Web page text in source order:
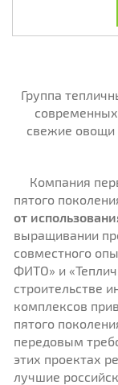
Группа
свежие овощи
Компания
пятого
от
выращивании
совместного
ФИТО» и
строительстве
комплексов
пятого
передовым
этих проектах
лучшие